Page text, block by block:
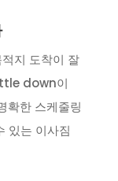
지 도착이 잘
down이
확한 스케줄링
있는 이사짐